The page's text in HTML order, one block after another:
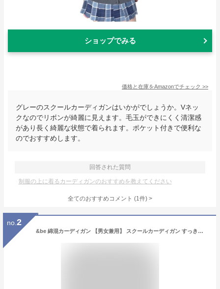
ショップでみる
価格と在庫をAmazonでチェック >>
グレーのスクールカーディガンはいかがでしょうか。Vネッ
クなのでリボンが綺麗に見えます。毛玉ができにくく清潔感
があり長く綺麗な状態で着られます。ポケット付きで便利な
のでおすすめします。
回答された質問
制服の上に着るカーディガンのおすすめを教えてください
全てのおすすめコメント (1件) >
no. 2
&be 綿混カーディガン 【男女兼用】 スクールカーディガン すっきりシルエット アンビー 8G (8ゲージ) 男子 女子 高校生 学生 制服